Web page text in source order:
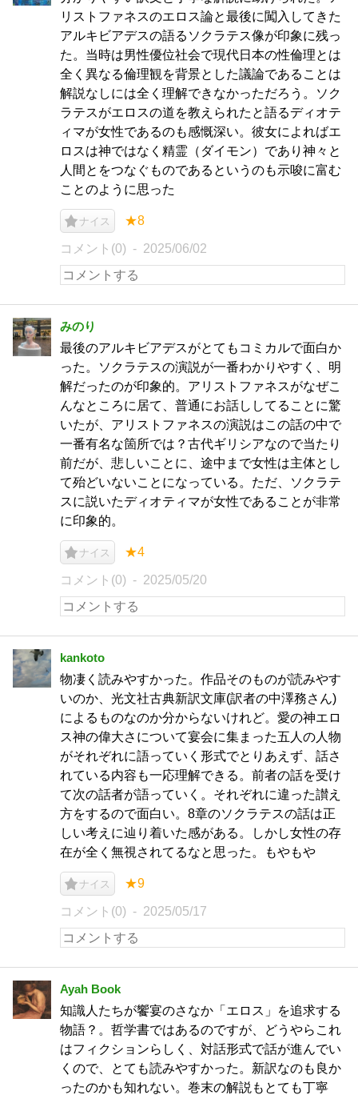
リストファネスのエロス論と最後に闖入してきた
アルキビアデスの語るソクラテス像が印象に残っ
た。当時は男性優位社会で現代日本の性倫理とは
全く異なる倫理観を背景とした議論であることは
解説なしには全く理解できなかっただろう。ソク
ラテスがエロスの道を教えられたと語るディオテ
ィマが女性であるのも感慨深い。彼女によればエ
ロスは神ではなく精霊（ダイモン）であり神々と
人間とをつなぐものであるというのも示唆に富む
ことのように思った
ナイス ★8
コメント(0) 2025/06/02
みのり
最後のアルキビアデスがとてもコミカルで面白か
った。ソクラテスの演説が一番わかりやすく、明
解だったのが印象的。アリストファネスがなぜこ
んなところに居て、普通にお話ししてることに驚
いたが、アリストファネスの演説はこの話の中で
一番有名な箇所では？古代ギリシアなので当たり
前だが、悲しいことに、途中まで女性は主体とし
て殆どいないことになっている。ただ、ソクラテ
スに説いたディオティマが女性であることが非常
に印象的。
ナイス ★4
コメント(0) 2025/05/20
kankoto
物凄く読みやすかった。作品そのものが読みやす
いのか、光文社古典新訳文庫(訳者の中澤務さん)
によるものなのか分からないけれど。愛の神エロ
ス神の偉大さについて宴会に集まった五人の人物
がそれぞれに語っていく形式でとりあえず、話さ
れている内容も一応理解できる。前者の話を受け
て次の話者が語っていく。それぞれに違った讃え
方をするので面白い。8章のソクラテスの話は正
しい考えに辿り着いた感がある。しかし女性の存
在が全く無視されてるなと思った。もやもや
ナイス ★9
コメント(0) 2025/05/17
Ayah Book
知識人たちが饗宴のさなか「エロス」を追求する
物語？。哲学書ではあるのですが、どうやらこれ
はフィクションらしく、対話形式で話が進んでい
くので、とても読みやすかった。新訳なのも良か
ったのかも知れない。巻末の解説もとても丁寧